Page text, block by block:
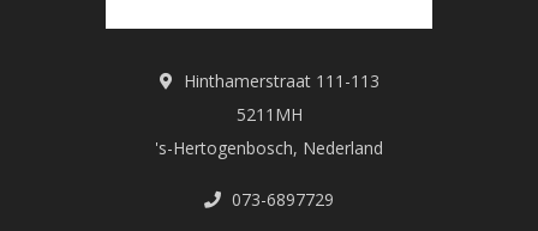
Hinthamerstraat 111-113
5211MH
's-Hertogenbosch, Nederland
073-6897729